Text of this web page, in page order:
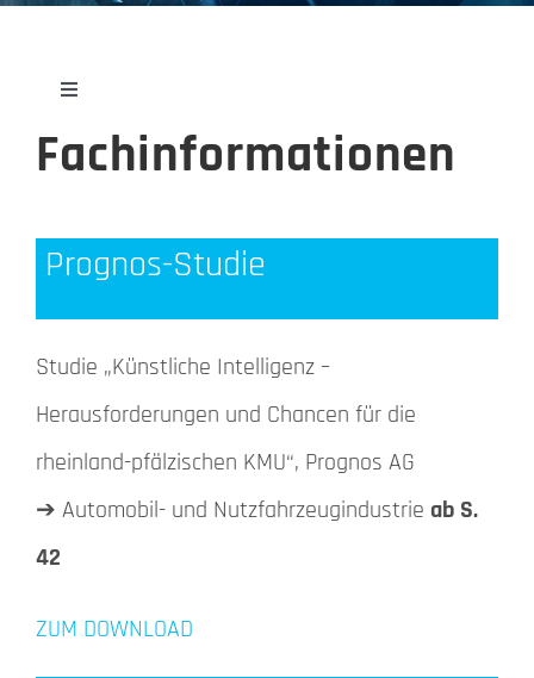
Toggle
Veranstaltungsunterlagen
Fachinformationen
Prognos-Studie
Studie „Künstliche Intelligenz –
Herausforderungen und Chancen für die
rheinland-pfälzischen KMU“, Prognos AG
➔ Automobil- und Nutzfahrzeugindustrie ab S.
42
ZUM DOWNLOAD